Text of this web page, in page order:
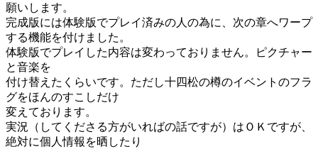
願いします。
完成版には体験版でプレイ済みの人の為に、次の章へワープ
する機能を付けました。
体験版でプレイした内容は変わっておりません。ピクチャー
と音楽を
付け替えたくらいです。ただし十四松の樽のイベントのフラ
グをほんのすこしだけ
変えております。
実況（してくださる方がいればの話ですが）はＯＫですが、
絶対に個人情報を晒したり